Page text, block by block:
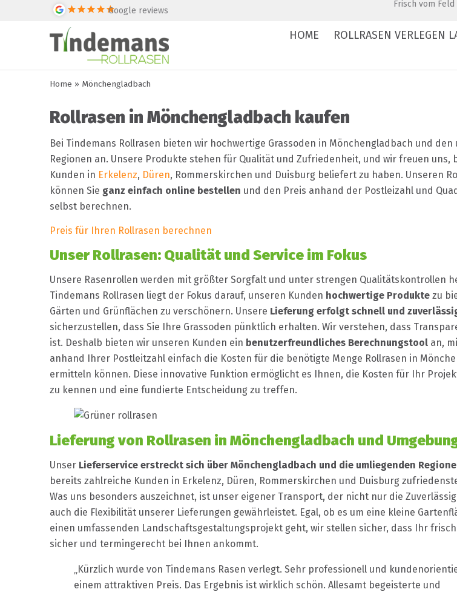
Google reviews
Frisch vom Feld
HOME ROLLRASEN VERLEGEN
Home » Mönchengladbach
Rollrasen in Mönchengladbach kaufen
Bei Tindemans Rollrasen bieten wir hochwertige Grassoden in Mönchengladbach und den
Regionen an. Unsere Produkte stehen für Qualität und Zufriedenheit, und wir freuen uns,
Kunden in Erkelenz, Düren, Rommerskirchen und Duisburg beliefert zu haben. Unseren
können Sie ganz einfach online bestellen und den Preis anhand der Postleizahl und
selbst berechnen.
Preis für Ihren Rollrasen berechnen
Unser Rollrasen: Qualität und Service im Fokus
Unsere Rasenrollen werden mit größter Sorgfalt und unter strengen Qualitätskontrollen
Tindemans Rollrasen liegt der Fokus darauf, unseren Kunden hochwertige Produkte zu
Gärten und Grünflächen zu verschönern. Unsere Lieferung erfolgt schnell und
sicherzustellen, dass Sie Ihre Grassoden pünktlich erhalten. Wir verstehen, dass
ist. Deshalb bieten wir unseren Kunden ein benutzerfreundliches Berechnungstool an,
anhand Ihrer Postleitzahl einfach die Kosten für die benötigte Menge Rollrasen in
ermitteln können. Diese innovative Funktion ermöglicht es Ihnen, die Kosten für Ihr
zu kennen und eine fundierte Entscheidung zu treffen.
Lieferung von Rollrasen in Mönchengladbach und
Unser Lieferservice erstreckt sich über Mönchengladbach und die umliegenden
bereits zahlreiche Kunden in Erkelenz, Düren, Rommerskirchen und Duisburg
Was uns besonders auszeichnet, ist unser eigener Transport, der nicht nur die
auch die Flexibilität unserer Lieferungen gewährleistet. Egal, ob es um eine kleine
einen umfassenden Landschaftsgestaltungsprojekt geht, wir stellen sicher, dass Ihr
sicher und termingerecht bei Ihnen ankommt.
„Kürzlich wurde von Tindemans Rasen verlegt. Sehr professionell und
einem attraktiven Preis. Das Ergebnis ist wirklich schön. Allesamt begeisterte und